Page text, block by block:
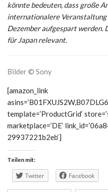
könnte bedeuten, dass große
internationalere
Dezember aufgespart werden.
für Japan relevant.
Bilder © Sony
[amazon_link
template=’ProductGrid‘
marketplace=’DE‘
29937221b2eb‘]
Teilen mit:
Twitter Facebook